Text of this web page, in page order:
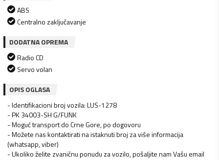
ABS
Centralno zaključavanje
DODATNA OPREMA
Radio CD
Servo volan
OPIS OGLASA
- Identifikacioni broj vozila: LUS-1278
- PK 34003-SH G/FUNK
- Moguć transport do Crne Gore, po dogovoru
- Možete nas kontaktirati na istaknuti broj za više informacija
(whatsapp, viber)
- Ukoliko želite zvaničnu ponudu za vozilo, pošaljite nam Vašu email